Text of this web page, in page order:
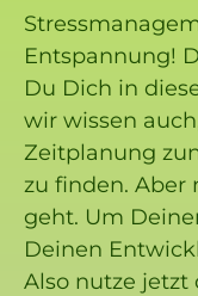
Entspannung!
Du Dich in
wir wissen
Zeitplanung
zu finden. Aber
geht. Um
Deinen
Also nutze jetzt